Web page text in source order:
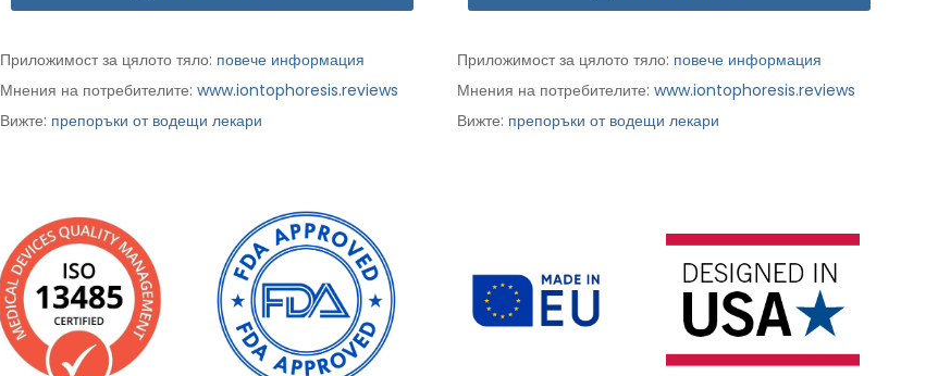
Приложимост за цялото тяло: повече информация
Мнения на потребителите: www.iontophoresis.reviews
Вижте: препоръки от водещи лекари
Приложимост за цялото тяло: повече информация
Мнения на потребителите: www.iontophoresis.reviews
Вижте: препоръки от водещи лекари